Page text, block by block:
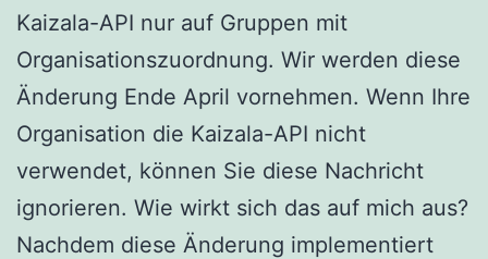
Kaizala-API nur auf Gruppen mit
Organisationszuordnung. Wir werden diese
Änderung Ende April vornehmen. Wenn Ihre
Organisation die Kaizala-API nicht
verwendet, können Sie diese Nachricht
ignorieren. Wie wirkt sich das auf mich aus?
Nachdem diese Änderung implementiert